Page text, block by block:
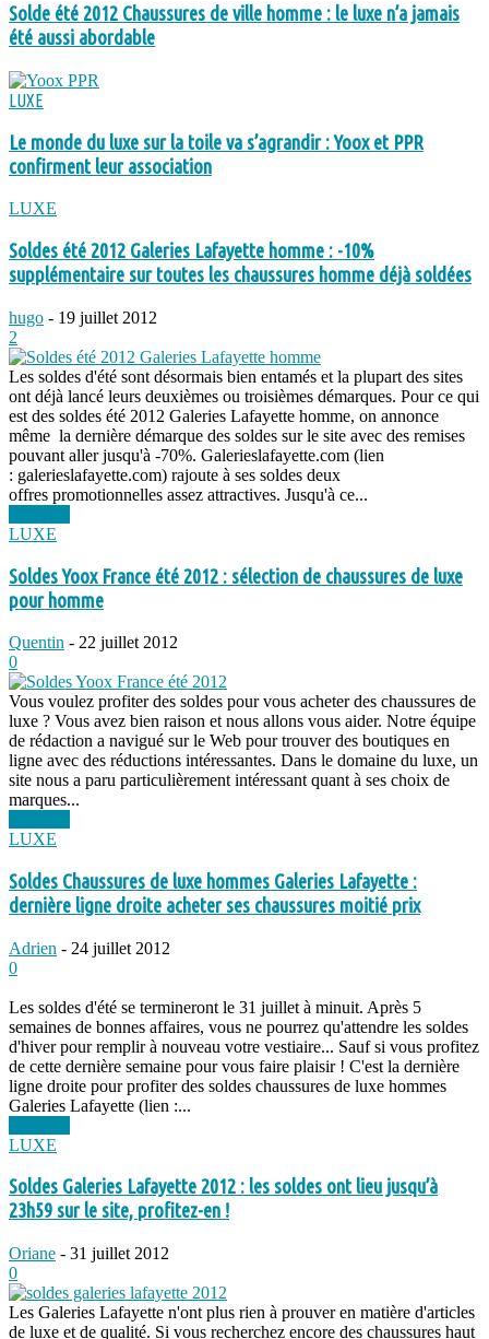
Solde été 2012 Chaussures de ville homme : le luxe n’a jamais
été aussi abordable
LUXE
Le monde du luxe sur la toile va s’agrandir : Yoox et PPR
confirment leur association
LUXE
Soldes été 2012 Galeries Lafayette homme : -10%
supplémentaire sur toutes les chaussures homme déjà soldées
hugo - 19 juillet 2012
2
Les soldes d'été sont désormais bien entamés et la plupart des sites
ont déjà lancé leurs deuxièmes ou troisièmes démarques. Pour ce qui
est des soldes été 2012 Galeries Lafayette homme, on annonce
même la dernière démarque des soldes sur le site avec des remises
pouvant aller jusqu'à -70%. Galerieslafayette.com (lien
: galerieslafayette.com) rajoute à ses soldes deux
offres promotionnelles assez attractives. Jusqu'à ce...
LUXE
Soldes Yoox France été 2012 : sélection de chaussures de luxe
pour homme
Quentin - 22 juillet 2012
0
Vous voulez profiter des soldes pour vous acheter des chaussures de
luxe ? Vous avez bien raison et nous allons vous aider. Notre équipe
de rédaction a navigué sur le Web pour trouver des boutiques en
ligne avec des réductions intéressantes. Dans le domaine du luxe, un
site nous a paru particulièrement intéressant quant à ses choix de
marques...
LUXE
Soldes Chaussures de luxe hommes Galeries Lafayette :
dernière ligne droite acheter ses chaussures moitié prix
Adrien - 24 juillet 2012
0
Les soldes d'été se termineront le 31 juillet à minuit. Après 5
semaines de bonnes affaires, vous ne pourrez qu'attendre les soldes
d'hiver pour remplir à nouveau votre vestiaire... Sauf si vous profitez
de cette dernière semaine pour vous faire plaisir ! C'est la dernière
ligne droite pour profiter des soldes chaussures de luxe hommes
Galeries Lafayette (lien :...
LUXE
Soldes Galeries Lafayette 2012 : les soldes ont lieu jusqu’à
23h59 sur le site, profitez-en !
Oriane - 31 juillet 2012
0
Les Galeries Lafayette n'ont plus rien à prouver en matière d'articles
de luxe et de qualité. Si vous recherchez encore des chaussures haut